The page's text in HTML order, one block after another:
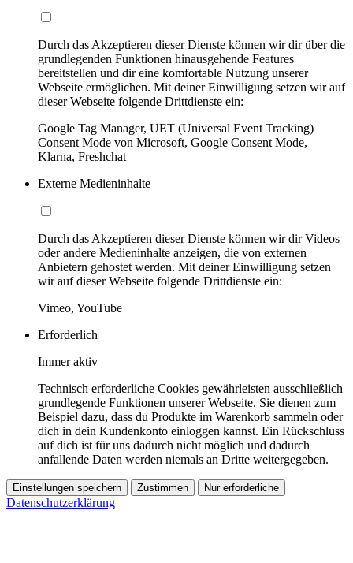
Durch das Akzeptieren dieser Dienste können wir dir über die
grundlegenden Funktionen hinausgehende Features
bereitstellen und dir eine komfortable Nutzung unserer
Webseite ermöglichen. Mit deiner Einwilligung setzen wir auf
dieser Webseite folgende Drittdienste ein:
Google Tag Manager, UET (Universal Event Tracking)
Consent Mode von Microsoft, Google Consent Mode,
Klarna, Freshchat
Externe Medieninhalte
Durch das Akzeptieren dieser Dienste können wir dir Videos
oder andere Medieninhalte anzeigen, die von externen
Anbietern gehostet werden. Mit deiner Einwilligung setzen
wir auf dieser Webseite folgende Drittdienste ein:
Vimeo, YouTube
Erforderlich
Immer aktiv
Technisch erforderliche Cookies gewährleisten ausschließlich
grundlegende Funktionen unserer Webseite. Sie dienen zum
Beispiel dazu, dass du Produkte im Warenkorb sammeln oder
dich in dein Kundenkonto einloggen kannst. Ein Rückschluss
auf dich ist für uns dadurch nicht möglich und dadurch
anfallende Daten werden niemals an Dritte weitergegeben.
Einstellungen speichern Zustimmen Nur erforderliche
Datenschutzerklärung